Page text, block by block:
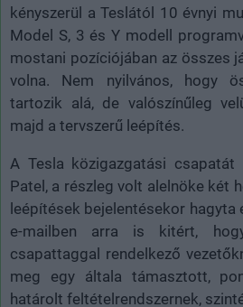
kényszerül a Teslától 10 évnyi
Model S, 3 és Y modell
mostani pozíciójában az összes
volna. Nem nyilvános, hogy
tartozik alá, de valószínűleg
majd a tervszerű leépítés.
A Tesla közigazgatási csapatát
Patel, a részleg volt alelnöke két
leépítések bejelentésekor
e-mailben arra is kitért,
csapattaggal rendelkező
meg egy általa támasztott,
határolt feltételrendszernek,